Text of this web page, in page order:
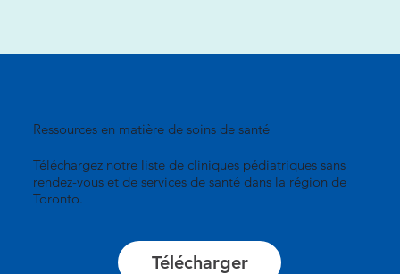
Ressources en matière de soins de santé
Téléchargez notre liste de cliniques pédiatriques sans
rendez-vous et de services de santé dans la région de
Toronto.
Télécharger